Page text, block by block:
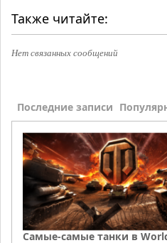
Также читайте:
Нет связанных сообщений
Последние записи
Самые-самые танки в